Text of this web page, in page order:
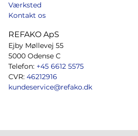
Værksted
Kontakt os
REFAKO ApS
Ejby Møllevej 55
5000 Odense C
Telefon: +45 6612 5575
CVR: 46212916
kundeservice@refako.dk